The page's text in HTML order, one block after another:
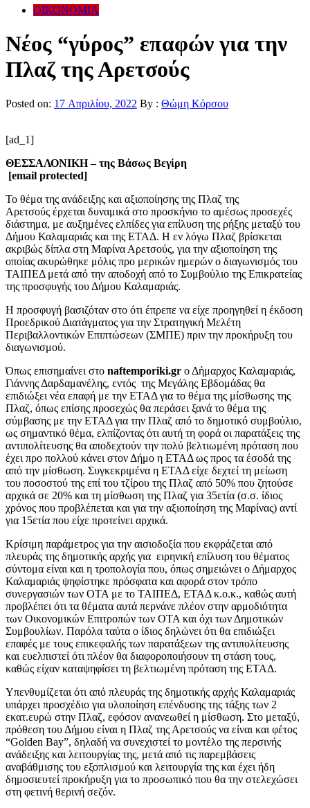
ΟΙΚΟΝΟΜΙΑ
Νέος “γύρος” επαφών για την
Πλαζ της Αρετσούς
Posted on: 17 Απριλίου, 2022 By : Θώμη Κόρσου
[ad_1]
ΘΕΣΣΑΛΟΝΙΚΗ – της Βάσως Βεγίρη
[email protected]
Το θέμα της ανάδειξης και αξιοποίησης της Πλαζ της
Αρετσούς έρχεται δυναμικά στο προσκήνιο το αμέσως προσεχές
διάστημα, με αυξημένες ελπίδες για επίλυση της ρήξης μεταξύ του
Δήμου Καλαμαριάς και της ΕΤΑΔ. Η εν λόγω Πλαζ βρίσκεται
ακριβώς δίπλα στη Μαρίνα Αρετσούς, για την αξιοποίηση της
οποίας ακυρώθηκε μόλις προ μερικών ημερών ο διαγωνισμός του
ΤΑΙΠΕΔ μετά από την αποδοχή από το Συμβούλιο της Επικρατείας
της προσφυγής του Δήμου Καλαμαριάς.
Η προσφυγή βασιζόταν στο ότι έπρεπε να είχε προηγηθεί η έκδοση
Προεδρικού Διατάγματος για την Στρατηγική Μελέτη
Περιβαλλοντικών Επιπτώσεων (ΣΜΠΕ) πριν την προκήρυξη του
διαγωνισμού.
Όπως επισημαίνει στο naftemporiki.gr ο Δήμαρχος Καλαμαριάς,
Γιάννης Δαρδαμανέλης, εντός της Μεγάλης Εβδομάδας θα
επιδιώξει νέα επαφή με την ΕΤΑΔ για το θέμα της μίσθωσης της
Πλαζ, όπως επίσης προσεχώς θα περάσει ξανά το θέμα της
σύμβασης με την ΕΤΑΔ για την Πλαζ από το δημοτικό συμβούλιο,
ως σημαντικό θέμα, ελπίζοντας ότι αυτή τη φορά οι παρατάξεις της
αντιπολίτευσης θα αποδεχτούν την πολύ βελτιωμένη πρόταση που
έχει προ πολλού κάνει στον Δήμο η ΕΤΑΔ ως προς τα έσοδά της
από την μίσθωση. Συγκεκριμένα η ΕΤΑΔ είχε δεχτεί τη μείωση
του ποσοστού της επί του τζίρου της Πλαζ από 50% που ζητούσε
αρχικά σε 20% και τη μίσθωση της Πλαζ για 35ετία (σ.σ. ίδιος
χρόνος που προβλέπεται και για την αξιοποίηση της Μαρίνας) αντί
για 15ετία που είχε προτείνει αρχικά.
Κρίσιμη παράμετρος για την αισιοδοξία που εκφράζεται από
πλευράς της δημοτικής αρχής για ειρηνική επίλυση του θέματος
σύντομα είναι και η τροπολογία που, όπως σημειώνει ο Δήμαρχος
Καλαμαριάς ψηφίστηκε πρόσφατα και αφορά στον τρόπο
συνεργασιών των ΟΤΑ με το ΤΑΙΠΕΔ, ΕΤΑΔ κ.ο.κ., καθώς αυτή
προβλέπει ότι τα θέματα αυτά περνάνε πλέον στην αρμοδιότητα
των Οικονομικών Επιτροπών των ΟΤΑ και όχι των Δημοτικών
Συμβουλίων. Παρόλα ταύτα ο ίδιος δηλώνει ότι θα επιδιώξει
επαφές με τους επικεφαλής των παρατάξεων της αντιπολίτευσης
και ευελπιστεί ότι πλέον θα διαφοροποιήσουν τη στάση τους,
καθώς είχαν καταψηφίσει τη βελτιωμένη πρόταση της ΕΤΑΔ.
Υπενθυμίζεται ότι από πλευράς της δημοτικής αρχής Καλαμαριάς
υπάρχει προσχέδιο για υλοποίηση επένδυσης της τάξης των 2
εκατ.ευρώ στην Πλαζ, εφόσον ανανεωθεί η μίσθωση. Στο μεταξύ,
πρόθεση του Δήμου είναι η Πλαζ της Αρετσούς να είναι και φέτος
“Golden Bay”, δηλαδή να συνεχιστεί το μοντέλο της περσινής
ανάδειξης και λειτουργίας της, μετά από τις παρεμβάσεις
αναβάθμισης του εξοπλισμού και λειτουργία της και έχει ήδη
δημοσιευτεί προκήρυξη για το προσωπικό που θα την στελεχώσει
στη φετινή θερινή σεζόν.